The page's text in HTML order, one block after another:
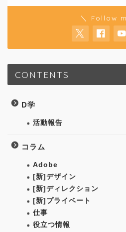
＼ Follow
CONTENTS
D学
活動報告
コラム
Adobe
[新]デザイン
[新]ディレクション
[新]プライベート
仕事
役立つ情報